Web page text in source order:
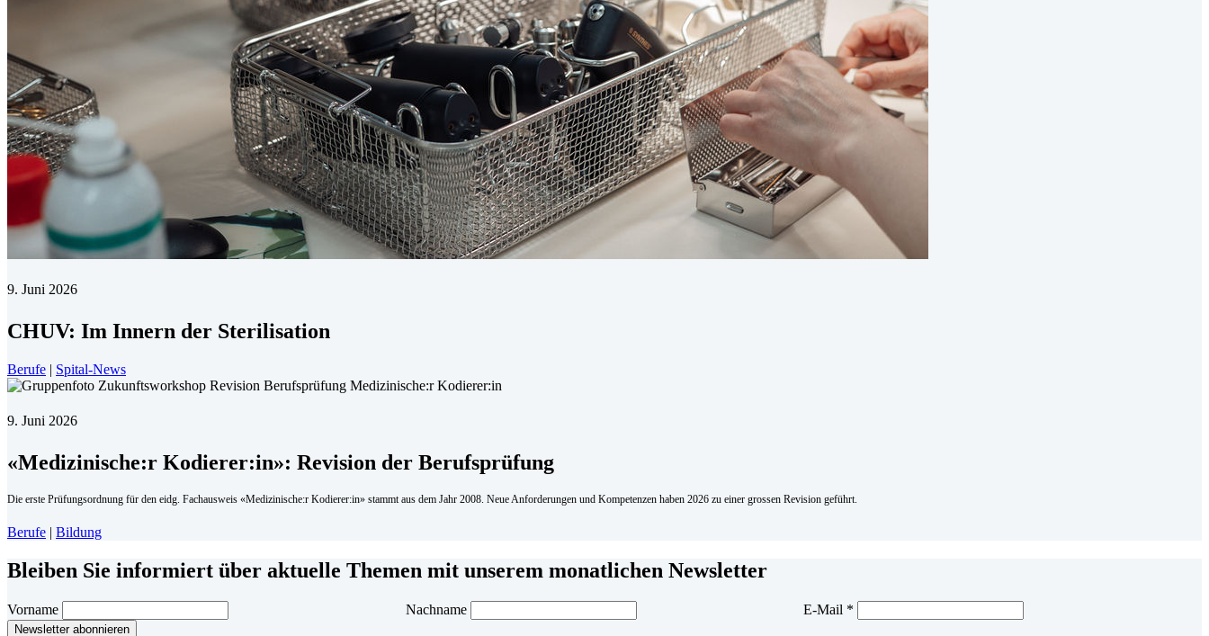
9. Juni 2026
CHUV: Im Innern der Sterilisation
Berufe | Spital-News
9. Juni 2026
«Medizinische:r Kodierer:in»: Revision der Berufsprüfung
Die erste Prüfungsordnung für den eidg. Fachausweis «Medizinische:r Kodierer:in» stammt aus dem Jahr 2008. Neue Anforderungen und Kompetenzen haben 2026 zu einer grossen Revision geführt.
Berufe | Bildung
Bleiben Sie informiert über aktuelle Themen mit unserem monatlichen Newsletter
Vorname Nachname E-Mail *